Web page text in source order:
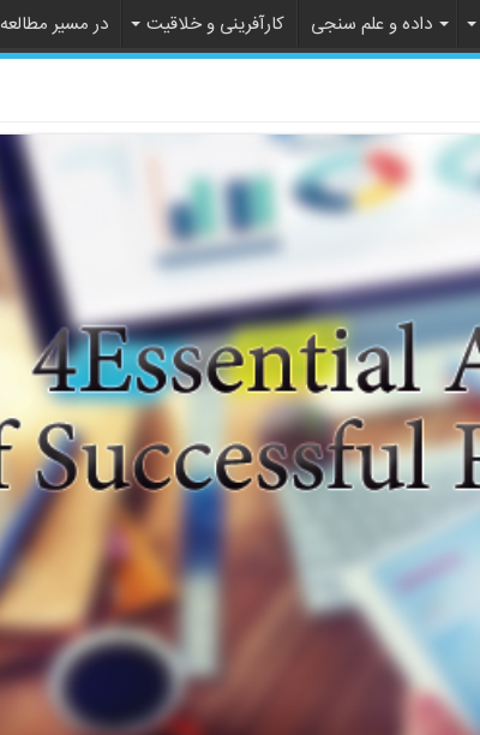
داده و علم سنجی کارآفرینی و خلاقیت در مسیر مطالعه